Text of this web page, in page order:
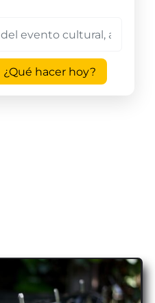
¿Qué hacer hoy?